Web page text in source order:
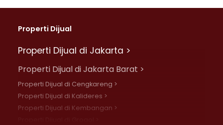
Properti Dijual
Properti Dijual di Jakarta >
Properti Dijual di Jakarta Barat >
Properti Dijual di Cengkareng >
Properti Dijual di Kalideres >
Properti Dijual di Kembangan >